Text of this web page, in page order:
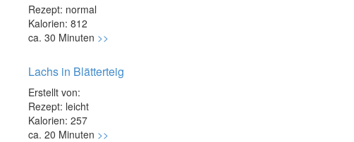
Rezept: normal
Kalorien: 812
ca. 30 Minuten >>
Lachs in Blätterteig
Erstellt von:
Rezept: leicht
Kalorien: 257
ca. 20 Minuten >>